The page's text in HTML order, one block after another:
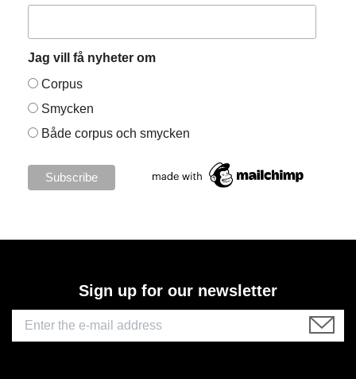
Jag vill få nyheter om
Corpus
Smycken
Både corpus och smycken
Sign up for our newsletter